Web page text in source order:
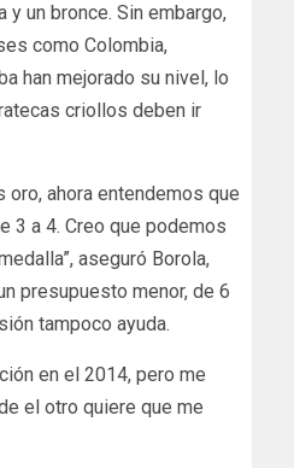
un bronce. Sin embargo,
como Colombia,
han mejorado su nivel, lo
criollos deben ir
oro, ahora entendemos que
3 a 4. Creo que podemos
aseguró Borola,
presupuesto menor, de 6
tampoco ayuda.
en el 2014, pero me
el otro quiere que me